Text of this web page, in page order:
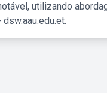
utilizando